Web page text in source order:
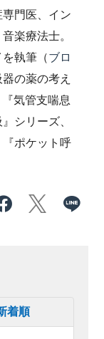
門医、イン
楽療法士。
執筆（ブロ
の薬の考え
気管支喘息
シリーズ、
『ポケット呼
着順